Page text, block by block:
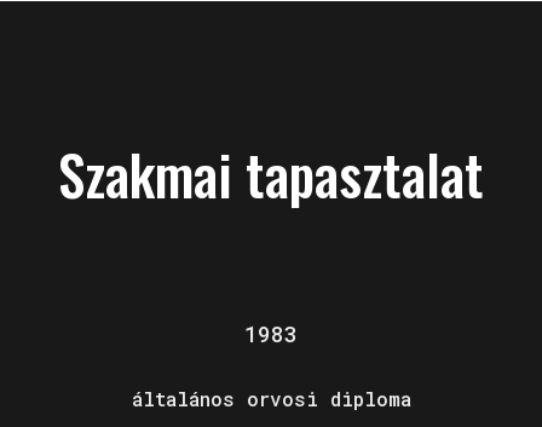
Szakmai tapasztalat
1983
általános orvosi diploma